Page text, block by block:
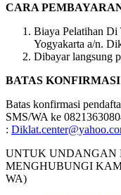
CARA
Biaya Pelatihan
Yogyakarta a/n.
Dibayar langsung
BATAS KONFIRMASI
Batas konfirmasi
SMS/WA ke
:
UNTUK UNDANGAN
MENGHUBUNGI
WA)